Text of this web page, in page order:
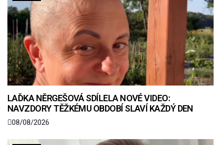
LAĎKA NĚRGEŠOVÁ SDÍLELA NOVÉ VIDEO:
NAVZDORY TĚŽKÉMU OBDOBÍ SLAVÍ KAŽDÝ DEN
08/08/2026